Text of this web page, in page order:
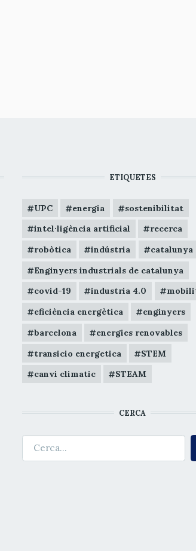
ETIQUETES
UPC energia
sostenibilitat
intel·ligència artificial
recerca
robòtica
indústria
catalunya
Enginyers industrials de catalunya
covid-19
industria 4.0
eficiència energètica
enginyers
barcelona
energies renovables
transicio energetica
STEM
canvi climatic
STEAM
CERCA